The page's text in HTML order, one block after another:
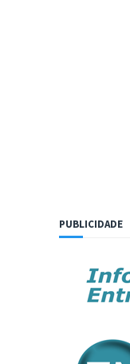
PUBLICIDADE